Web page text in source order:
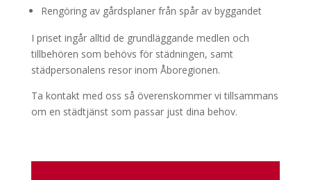
Rengöring av gårdsplaner från spår av byggandet
I priset ingår alltid de grundläggande medlen och
tillbehören som behövs för städningen, samt
städpersonalens resor inom Åboregionen.
Ta kontakt med oss så överenskommer vi tillsammans
om en städtjänst som passar just dina behov.